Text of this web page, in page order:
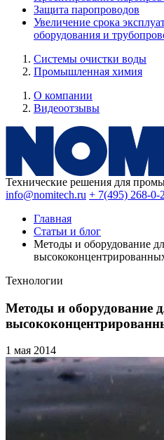
Защита паропроводов
Увеличение срока
оборудования и
Системы очистки воды
Промышленная химия
О компании
Видеоотзывы
Технические решения для
info@nomitech.ru + 7(495) 268-0-
Главная
Статьи и блог
Методы и оборудование
Технологии
Методы и оборудование
1 мая 2014